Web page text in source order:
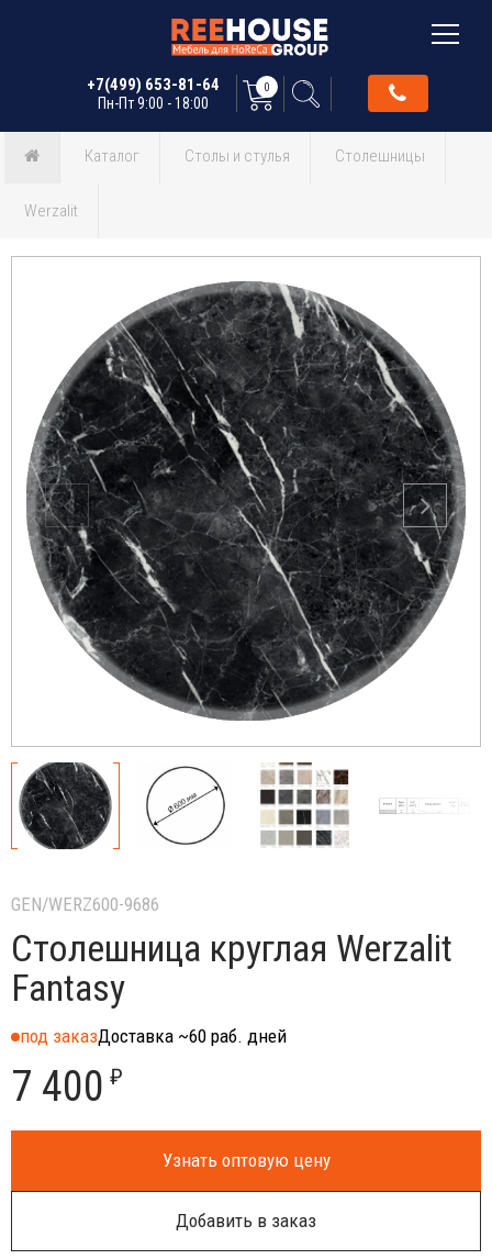
+7(499) 653-81-64
Пн-Пт 9:00 - 18:00
0
Каталог Столы и стулья Столешницы
Werzalit
GEN/WERZ600-9686
Столешница круглая Werzalit
Fantasy
под заказДоставка ~60 раб. дней
7 400 ₽
Узнать оптовую цену
Добавить в заказ